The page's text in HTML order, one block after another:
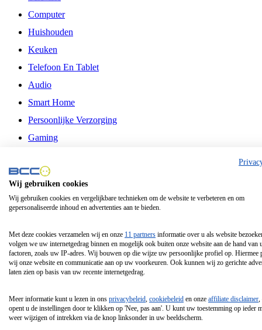
Computer
Huishouden
Keuken
Telefoon En Tablet
Audio
Smart Home
Persoonlijke Verzorging
Gaming
Philips
Schermgrootte 24 Inch
Schermgrootte 85 Inch
Schermgrootte 98 Inch
Tcl
Hd Led Tv
Wij gebruiken cookies
Wij gebruiken cookies en vergelijkbare technieken om de website te verbeteren en om
gepersonaliseerde inhoud en advertenties aan te bieden.
Met deze cookies verzamelen wij en onze 11 partners informatie over u als website
volgen we uw internetgedrag binnen en mogelijk ook buiten onze website aan de hand van
factoren, zoals uw IP-adres. Wij bouwen op die wijze uw persoonlijke profiel op. Hiermee
wij onze website en communicatie aan op uw voorkeuren. Ook kunnen wij zo gerichte
laten zien op basis van uw recente internetgedrag.
Meer informatie kunt u lezen in ons privacybeleid, cookiebeleid en onze affiliate disclaimer,
opent u de instellingen door te klikken op 'Nee, pas aan'. U kunt uw toestemming op ieder
weer wijzigen of intrekken via de knop linksonder in uw beeldscherm.